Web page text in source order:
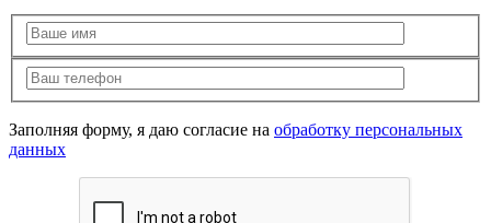
Заполняя форму, я даю согласие на обработку персональных
данных